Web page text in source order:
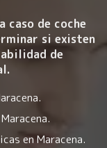
caso de coche
si existen
de
en Maracena.